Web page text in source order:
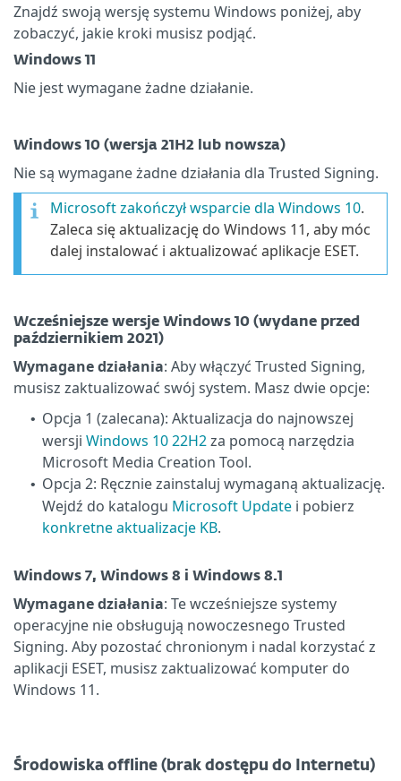
Znajdź swoją wersję systemu Windows poniżej, aby
zobaczyć, jakie kroki musisz podjąć.
Windows 11
Nie jest wymagane żadne działanie.
Windows 10 (wersja 21H2 lub nowsza)
Nie są wymagane żadne działania dla Trusted Signing.
Microsoft zakończył wsparcie dla Windows 10.
Zaleca się aktualizację do Windows 11, aby móc
dalej instalować i aktualizować aplikacje ESET.
Wcześniejsze wersje Windows 10 (wydane przed
październikiem 2021)
Wymagane działania: Aby włączyć Trusted Signing,
musisz zaktualizować swój system. Masz dwie opcje:
• Opcja 1 (zalecana): Aktualizacja do najnowszej
wersji Windows 10 22H2za pomocą narzędzia
Microsoft Media Creation Tool.
• Opcja 2: Ręcznie zainstaluj wymaganą aktualizację.
Wejdź do katalogu Microsoft Update i pobierz
konkretne aktualizacje KB.
Windows 7, Windows 8 i Windows 8.1
Wymagane działania: Te wcześniejsze systemy
operacyjne nie obsługują nowoczesnego Trusted
Signing. Aby pozostać chronionym i nadal korzystać z
aplikacji ESET, musisz zaktualizować komputer do
Windows 11.
Środowiska offline (brak dostępu do Internetu)